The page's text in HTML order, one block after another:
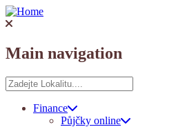
Main navigation
Finance
Půjčky online